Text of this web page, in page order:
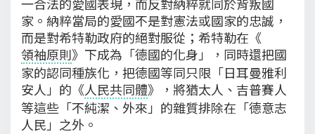
家。納粹當局的愛國不是對憲法或國家的忠誠，
而是對希特勒政府的絕對服從；希特勒在《
領袖原則》下成為「德國的化身」，同時還把國
家的認同種族化，把德國等同只限「日耳曼雅利
安人」的《人民共同體》，將猶太人、吉普賽人
等這些「不純潔、外來」的雜質排除在「德意志
人民」之外。